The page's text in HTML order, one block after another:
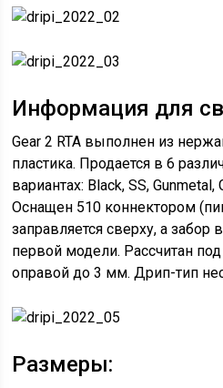
Информация для
Gear 2 RTA выполнен из
пластика. Продается в 6
вариантах: Black, SS, Gunmetal,
Оснащен 510 коннектором
заправляется сверху, а забор
первой модели. Рассчитан
оправой до 3 мм. Дрип-тип
Размеры: